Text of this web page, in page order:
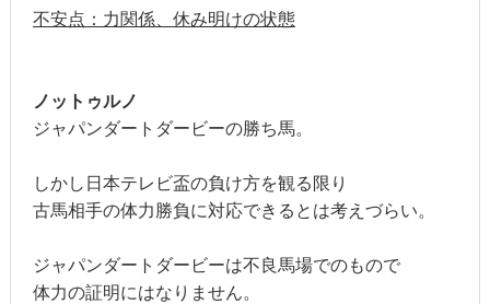
不安点：力関係、休み明けの状態
ノットゥルノ
ジャパンダートダービーの勝ち馬。
しかし日本テレビ盃の負け方を観る限り
古馬相手の体力勝負に対応できるとは考えづらい。
ジャパンダートダービーは不良馬場でのもので
体力の証明にはなりません。